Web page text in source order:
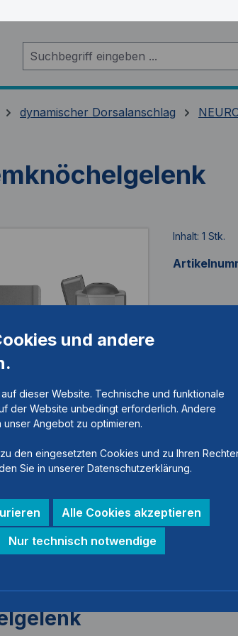
dynamischer Dorsalanschlag
Inhalt: 1 Stk.
und andere
dieser Website. Technische und funktionale
der Website unbedingt erforderlich. Andere
Angebot zu optimieren.
den eingesetzten Cookies und zu Ihren
Sie in unserer Datenschutzerklärung.
Alle Cookies akzeptieren
Nur technisch notwendige